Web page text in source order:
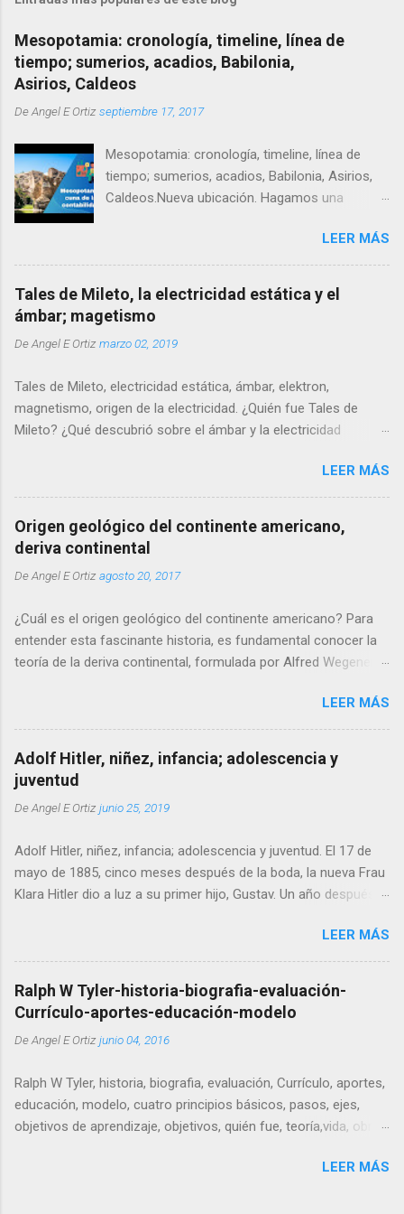
Mesopotamia: cronología, timeline, línea de
tiempo; sumerios, acadios, Babilonia,
Asirios, Caldeos
DeAngel E Ortiz septiembre 17, 2017
Mesopotamia: cronología, timeline, línea de
tiempo; sumerios, acadios, Babilonia, Asirios,
Caldeos.Nueva ubicación. Hagamos una
de tiempo que nos permita resumir y entender
su evolución cultural en contexto.
LEER MÁS
Tales de Mileto, la electricidad estática y el
ámbar; magetismo
DeAngel E Ortiz marzo 02, 2019
Tales de Mileto, electricidad estática, ámbar, elektron,
magnetismo, origen de la electricidad. ¿Quién fue Tales de
Mileto? ¿Qué descubrió sobre el ámbar y la electricidad
influyó Mileto en su pensamiento? ¿Cuál es el origen
etimológico de la palabra electricidad? ¿Por qué pasaron más
de 2.000 años antes de que alguien continuara sus ideas?
LEER MÁS
Origen geológico del continente americano,
deriva continental
DeAngel E Ortiz agosto 20, 2017
¿Cuál es el origen geológico del continente americano? Para
entender esta fascinante historia, es fundamental conocer la
teoría de la deriva continental, formulada por Alfred Wegener
años atrás, cuando la superficie terrestre estaba unificada en
un solo supercontinente conocido como Pangea. Aunque
Pangea no fue el único supercontinente en la historia del
planeta, sí fue el último en existir antes de que los continentes
comenzaran a desplazarse hacia sus ubicaciones actuales.
Nos situamos al final del Paleozoico y al comienzo del
la configuración de los continentes tal como los conocemos
hoy. En ese entonces, el territorio que hoy conocemos como
América del Norte y América del Sur formaba parte de un
tocaban directamente, conectando lo que actualmente son
México, Costa Rica y las zonas septentrionales de Colo...
LEER MÁS
Adolf Hitler, niñez, infancia; adolescencia y
juventud
DeAngel E Ortiz junio 25, 2019
Adolf Hitler, niñez, infancia; adolescencia y juventud. El 17 de
mayo de 1885, cinco meses después de la boda, la nueva Frau
Klara Hitler dio a luz a su primer hijo, Gustav. Un año después,
invierno de 1887–8, la difteria golpeó a la familia Hitler,
causando la muerte de Gustav (8 de diciembre) e Ida (2 de
enero).
LEER MÁS
Ralph W Tyler-historia-biografia-evaluación-
Currículo-aportes-educación-modelo
DeAngel E Ortiz junio 04, 2016
Ralph W Tyler, historia, biografia, evaluación, Currículo, aportes,
educación, modelo, cuatro principios básicos, pasos, ejes,
objetivos de aprendizaje, objetivos, quién fue, teoría,vida, obra.
trabajó el diseño curricular y la evaluación como sus temas
LEER MÁS